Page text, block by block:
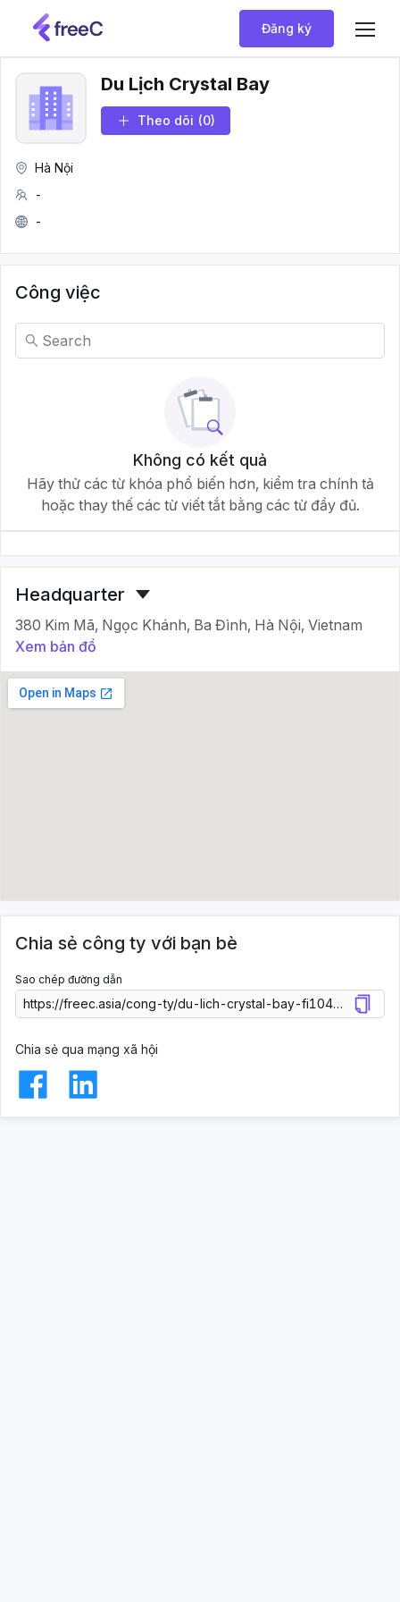
Đăng ký
Du Lịch Crystal Bay
Theo dõi (0)
Hà Nội
-
-
Công việc
Không có kết quả
Hãy thử các từ khóa phổ biến hơn, kiểm tra chính tả
hoặc thay thế các từ viết tắt bằng các từ đầy đủ.
Headquarter
380 Kim Mã, Ngọc Khánh, Ba Đình, Hà Nội, Vietnam
Xem bản đồ
Chia sẻ công ty với bạn bè
Sao chép đường dẫn
Chia sẻ qua mạng xã hội